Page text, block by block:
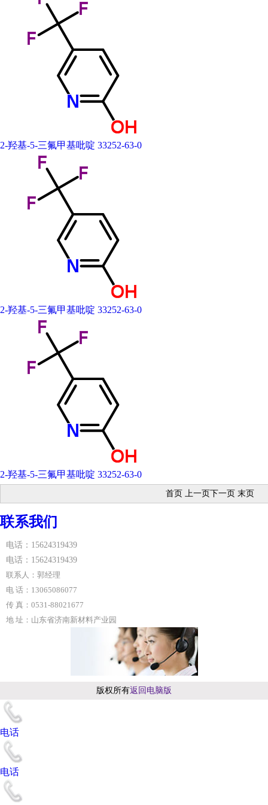
2-羟基-5-三氟甲基吡啶 33252-63-0
2-羟基-5-三氟甲基吡啶 33252-63-0
2-羟基-5-三氟甲基吡啶 33252-63-0
首页 上一页下一页 末页
联系我们
电话：15624319439
电话：15624319439
联系人：郭经理
电 话：13065086077
传 真：0531-88021677
地 址：山东省济南新材料产业园
版权所有返回电脑版
电话
电话